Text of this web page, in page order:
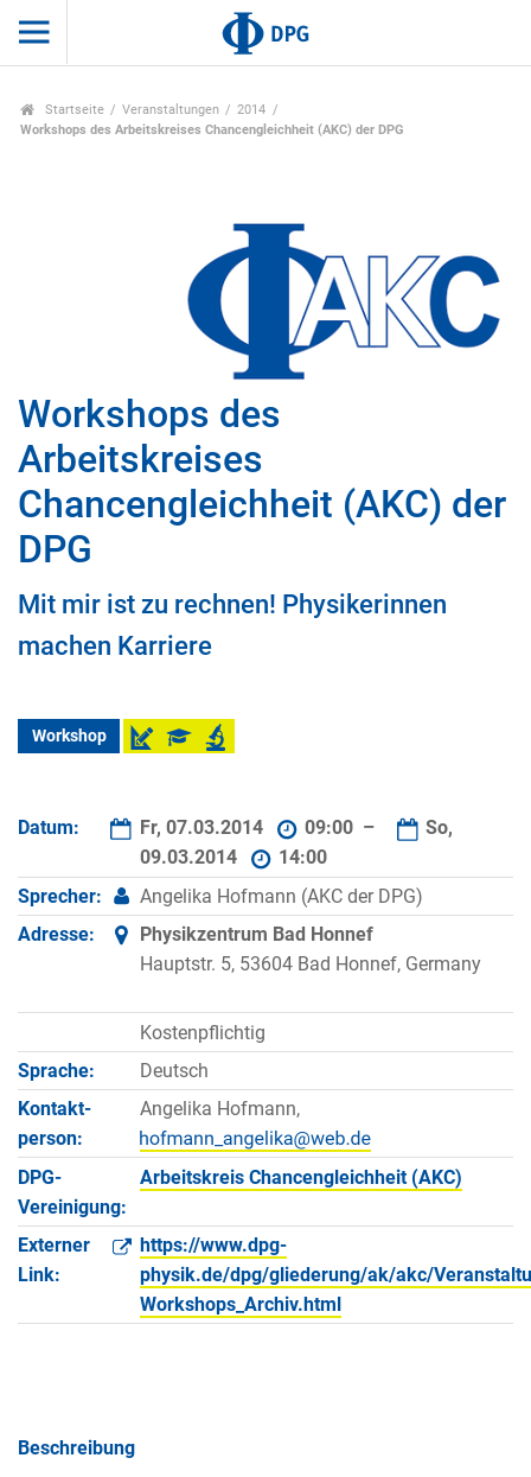
Startseite Veranstaltungen
2014
Workshops des Arbeitskreises Chancengleichheit (AKC) der DPG
Workshops des
Arbeitskreises
Chancengleichheit (AKC) der
DPG
Mit mir ist zu rechnen! Physikerinnen
machen Karriere
Workshop
Datum: Fr, 07.03.2014 09:00 –
So,
09.03.2014
14:00
Sprecher:
Angelika Hofmann (AKC der DPG)
Adresse:
Physikzentrum Bad Honnef
Hauptstr. 5, 53604 Bad Honnef, Germany
Kostenpflichtig
Sprache:
Deutsch
Kontakt­
person:
Angelika Hofmann,
DPG-
Vereinigung:
Arbeitskreis Chancengleichheit (AKC)
Externer
Link:
https://www.dpg-
physik.de/dpg/gliederung/ak/akc/
Workshops_Archiv.html
Beschreibung